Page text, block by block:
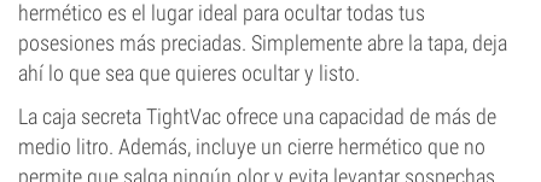
hermético es el lugar ideal para ocultar todas tus
posesiones más preciadas. Simplemente abre la tapa, deja
ahí lo que sea que quieres ocultar y listo.
La caja secreta TightVac ofrece una capacidad de más de
medio litro. Además, incluye un cierre hermético que no
permite que salga ningún olor y evita levantar sospechas.